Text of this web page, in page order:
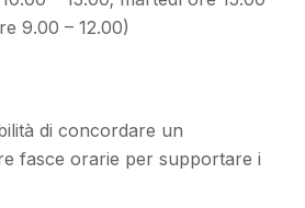
9.00 – 12.00)
di concordare un
fasce orarie per supportare i